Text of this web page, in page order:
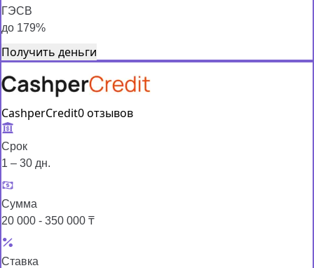
ГЭСВ
до 179%
Получить деньги
CashperCredit0 отзывов
Срок
1 – 30 дн.
Сумма
20 000 - 350 000 ₸
Ставка